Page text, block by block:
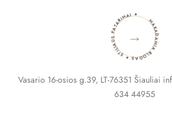
MAKADAMIA BLOGAS ✦ STILIAUS PATARIMAI ✦
→
Vasario 16-osios g.39, LT-76351 Šiauliai
634 44955